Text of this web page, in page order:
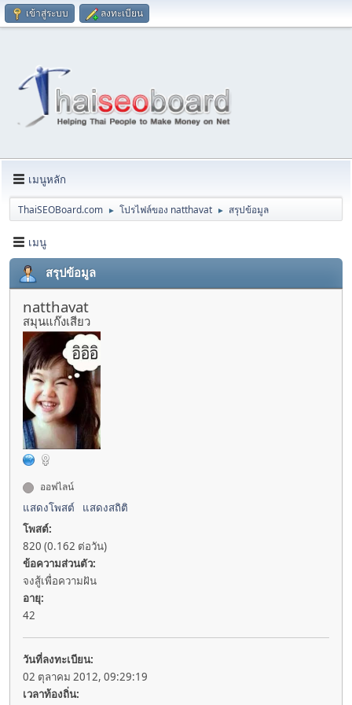
เข้าสู่ระบบ ลงทะเบียน
เมนูหลัก
ThaiSEOBoard.com ► โปรไฟล์ของ natthavat ► สรุปข้อมูล
เมนู
สรุปข้อมูล
natthavat
สมุนแก๊งเสียว
ออฟไลน์
แสดงโพสต์
แสดงสถิติ
โพสต์:
820 (0.162 ต่อวัน)
ข้อความส่วนตัว:
จงสู้เพื่อความฝัน
อายุ:
42
วันที่ลงทะเบียน:
02 ตุลาคม 2012, 09:29:19
เวลาท้องถิ่น: